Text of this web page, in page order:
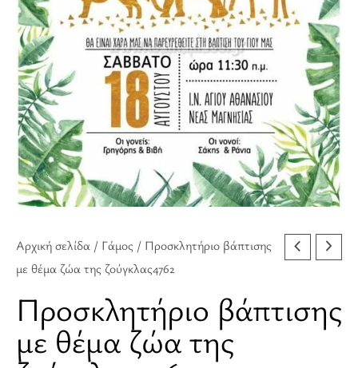
Αρχική σελίδα / Γάμος / Προσκλητήριο βάπτισης
με θέμα ζώα της ζούγκλας4762
Προσκλητήριο βάπτισης
με θέμα ζώα της
της
ζούγκλας4762
ποσότητα